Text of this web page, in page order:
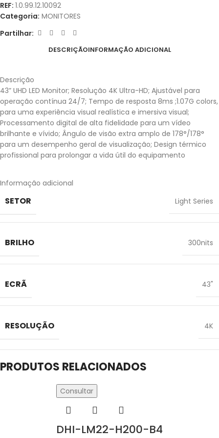
REF: 1.0.99.12.10092
Categoria: MONITORES
Partilhar:
DESCRIÇÃOINFORMAÇÃO ADICIONAL
Descrição
43” UHD LED Monitor; Resolução 4K Ultra-HD; Ajustável para
operação contínua 24/7; Tempo de resposta 8ms ;1.07G colors,
para uma experiência visual realística e imersiva visual;
Processamento digital de alta fidelidade para um vídeo
brilhante e vívido; Ângulo de visão extra amplo de 178°/178°
para um desempenho geral de visualização; Design térmico
profissional para prolongar a vida útil do equipamento
Informação adicional
SETOR Light Series
BRILHO 300nits
ECRÃ 43"
RESOLUÇÃO 4K
PRODUTOS RELACIONADOS
Consultar
DHI-LM22-H200-B4